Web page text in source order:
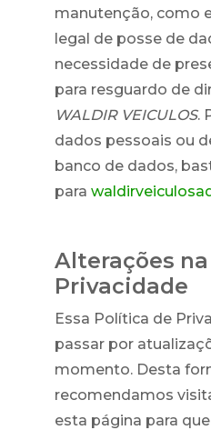
manutenção, como
legal de posse de
necessidade de
para resguardo de
WALDIR VEICULOS.
dados pessoais ou
banco de dados,
para
Alterações
Privacidade
Essa Política de
passar por
momento. Desta
recomendamos
esta página para